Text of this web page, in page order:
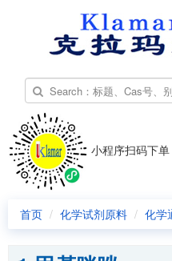
小程序扫码下单
首页 化学试剂原料 化学